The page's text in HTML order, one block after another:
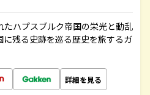
たハプスブルク帝国の栄光と動乱
残る史跡を巡る歴史を旅するガ
詳細を見る